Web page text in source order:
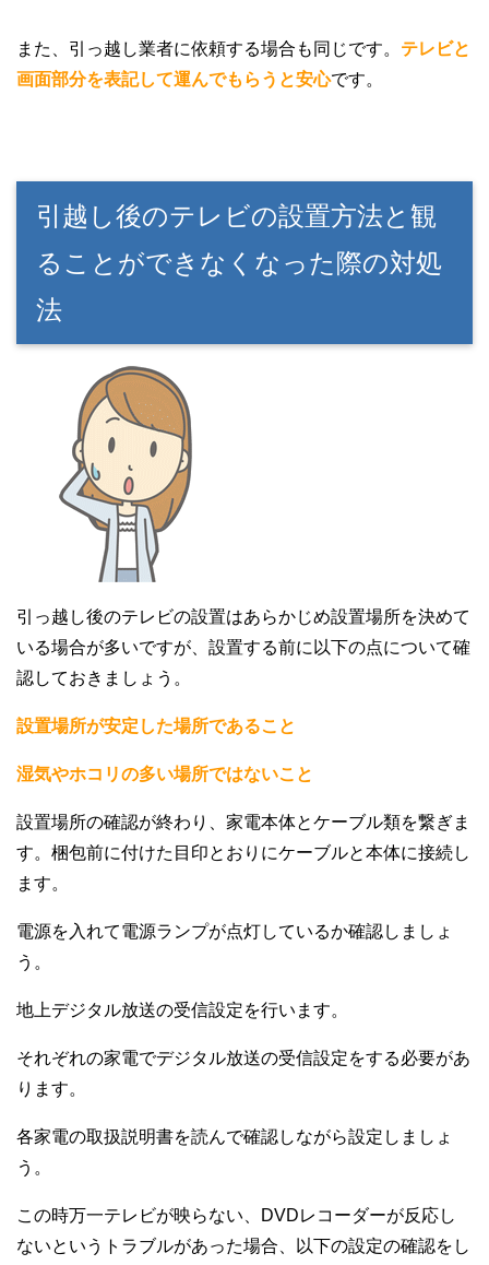
また、引っ越し業者に依頼する場合も同じです。 テレビと
画面部分を表記して運んでもらうと安心です。
引越し後のテレビの設置方法と観
ることができなくなった際の対処
法
引っ越し後のテレビの設置はあらかじめ設置場所を決めて
いる場合が多いですが、設置する前に以下の点について確
認しておきましょう。
設置場所が安定した場所であること
湿気やホコリの多い場所ではないこと
設置場所の確認が終わり、家電本体とケーブル類を繋ぎま
す。梱包前に付けた目印とおりにケーブルと本体に接続し
ます。
電源を入れて電源ランプが点灯しているか確認しましょ
う。
地上デジタル放送の受信設定を行います。
それぞれの家電でデジタル放送の受信設定をする必要があ
ります。
各家電の取扱説明書を読んで確認しながら設定しましょ
う。
この時万一テレビが映らない、DVDレコーダーが反応し
ないというトラブルがあった場合、以下の設定の確認をし